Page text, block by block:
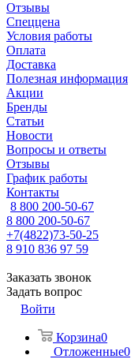
Отзывы
Спеццена
Условия работы
Оплата
Доставка
Полезная информация
Акции
Бренды
Статьи
Новости
Вопросы и ответы
Отзывы
График работы
Контакты
8 800 200-50-67
8 800 200-50-67
+7(4822)73-50-25
8 910 836 97 59
Заказать звонок
Задать вопрос
Войти
Корзина0
Отложенные0